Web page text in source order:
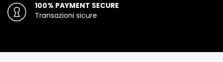
100% PAYMENT SECURE
Transazioni sicure